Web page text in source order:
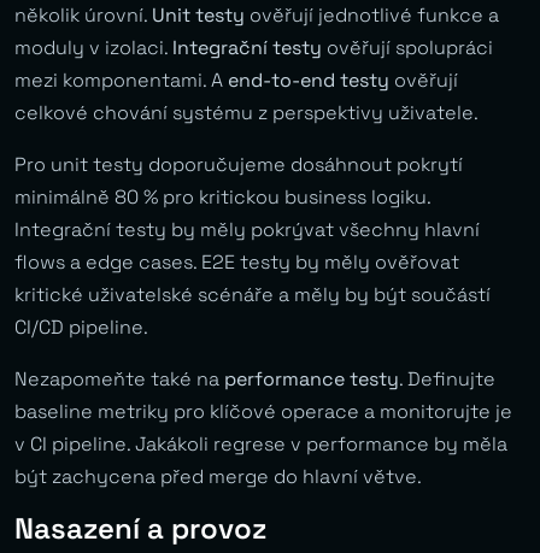
několik úrovní. Unit testy ověřují jednotlivé funkce a
moduly v izolaci. Integrační testy ověřují spolupráci
mezi komponentami. A end-to-end testy ověřují
celkové chování systému z perspektivy uživatele.
Pro unit testy doporučujeme dosáhnout pokrytí
minimálně 80 % pro kritickou business logiku.
Integrační testy by měly pokrývat všechny hlavní
flows a edge cases. E2E testy by měly ověřovat
kritické uživatelské scénáře a měly by být součástí
CI/CD pipeline.
Nezapomeňte také na performance testy. Definujte
baseline metriky pro klíčové operace a monitorujte je
v CI pipeline. Jakákoli regrese v performance by měla
být zachycena před merge do hlavní větve.
Nasazení a provoz